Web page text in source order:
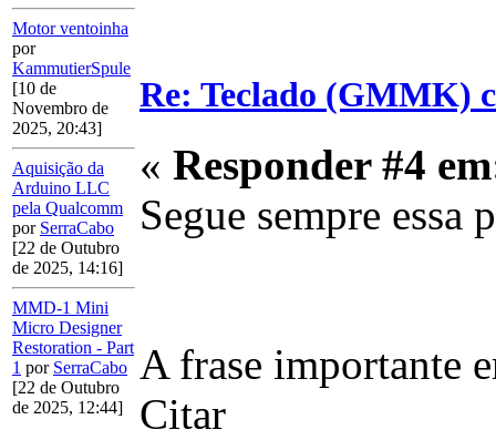
Motor ventoinha
por
KammutierSpule
[10 de
Novembro de
2025, 20:43]
Aquisição da
Arduino LLC
pela Qualcomm
por SerraCabo
[22 de Outubro
de 2025, 14:16]
MMD-1 Mini
Micro Designer
Restoration - Part
1 por SerraCabo
[22 de Outubro
de 2025, 12:44]
Re: Teclado (GMMK)
« Responder #4
Segue sempre
A frase importante
Citar